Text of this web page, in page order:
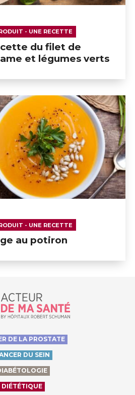
- UNE RECETTE
du filet de
et légumes verts
- UNE RECETTE
au potiron
- Acteur de ma santé, by
DE LA PROSTATE
DU SEIN
DIÉTÉTIQUE